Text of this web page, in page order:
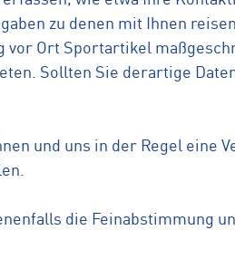
zu denen mit Ihnen
Ort Sportartikel
Sollten Sie derartige
und uns in der Regel eine
die Feinabstimmung